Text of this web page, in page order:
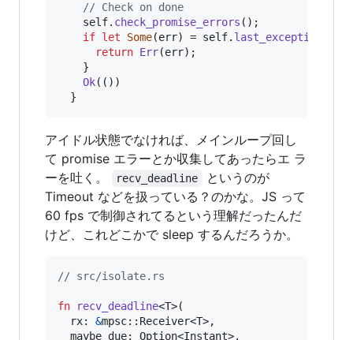
// Check on done
self. check_promise_errors ( ) ;
if let Some(err) = self. last_exception
return Err(err) ;
}
Ok( ( ) )
}
アイドル状態でなければ、メインループ回し
て promise エラーとか収集してあったらエ ラ
ーを吐く。
recv_deadline
というのが
Timeout などを扱っている？のかな。JS って
60 fps で制御されてるという理解だったんだ
けど、これどこかで sleep するんだろうか。
// src/isolate.rs
fn recv_deadline<T>(
rx: &mpsc:: Receiver<T>,
maybe_due: Option<Instant>,